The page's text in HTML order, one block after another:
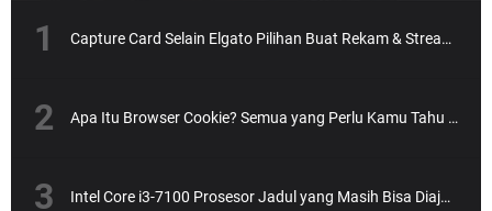
Capture Card Selain Elgato Pilihan Buat Rekam & Streaming Tanpa Ribet
Apa Itu Browser Cookie? Semua yang Perlu Kamu Tahu dengan Gaya Santai
Intel Core i3-7100 Prosesor Jadul yang Masih Bisa Diajak Ngebut?